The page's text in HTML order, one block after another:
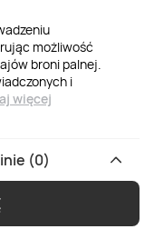
możliwość
broni palnej.
i
więcej
(0)